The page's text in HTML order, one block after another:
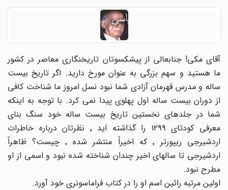
آقای مکی! جنابعالی از پیشکسوتان تاریخنگاری معاصر در کشور
ما هستید و سهم بزرگی به عنوان مورخ دارید. اگر تاریخ بیست
ساله و مدرس قهرمان آزادی شما نبود نسل امروز ما شناخت کافی
از دوران بیست ساله اول پهلوی پیدا نمی کرد. با توجه به اینکه
شما در جلدهای نخستین تاریخ بیست ساله خود سنگ بنای
معرفی کودتای ١٢٩٩ را گذاشته اید ٬ نظرتان درباره خاطرات
اردشیرجی ریپورتر ٬ که اخیراً منتشر شده ٬ چیست؟ ظاهراً
اردشیرجی تا سالهای اخیر چندان شناخته شده نبود و اسمی از او
مطرح نبود.
اولین مرتبه رائین اسم او را در کتاب فراماسونری خود آورد.